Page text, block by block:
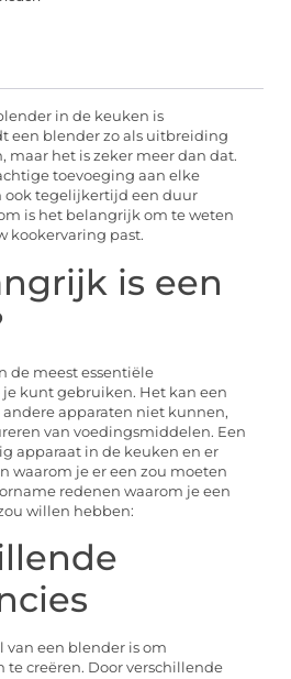
in de keuken is
een blender zo als uitbreiding
maar het is zeker meer dan dat.
toevoeging aan elke
ook tegelijkertijd een duur
is het belangrijk om te weten
kookervaring past.
is een
de meest essentiële
kunt gebruiken. Het kan een
apparaten niet kunnen,
van voedingsmiddelen. Een
apparaat in de keuken en er
waarom je er een zou moeten
redenen waarom je een
willen hebben:
een blender is om
te creëren. Door verschillende